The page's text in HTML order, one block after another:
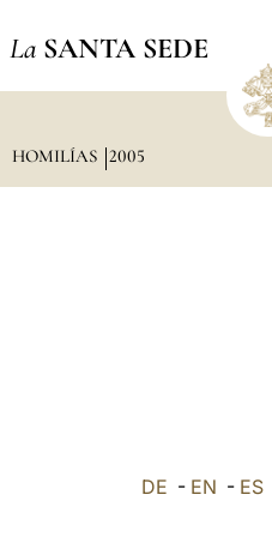
La SANTA SEDE
HOMILÍAS 2005
DE - EN - ES